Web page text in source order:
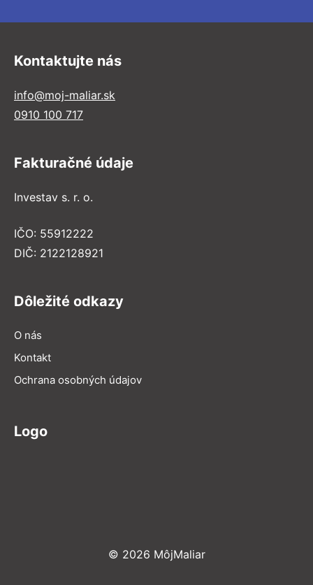
Kontaktujte nás
info@moj-maliar.sk
0910 100 717
Fakturačné údaje
Investav s. r. o.
IČO: 55912222
DIČ: 2122128921
Dôležité odkazy
O nás
Kontakt
Ochrana osobných údajov
Logo
© 2026 MôjMaliar